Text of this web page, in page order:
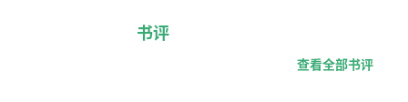
书评
查看全部书评